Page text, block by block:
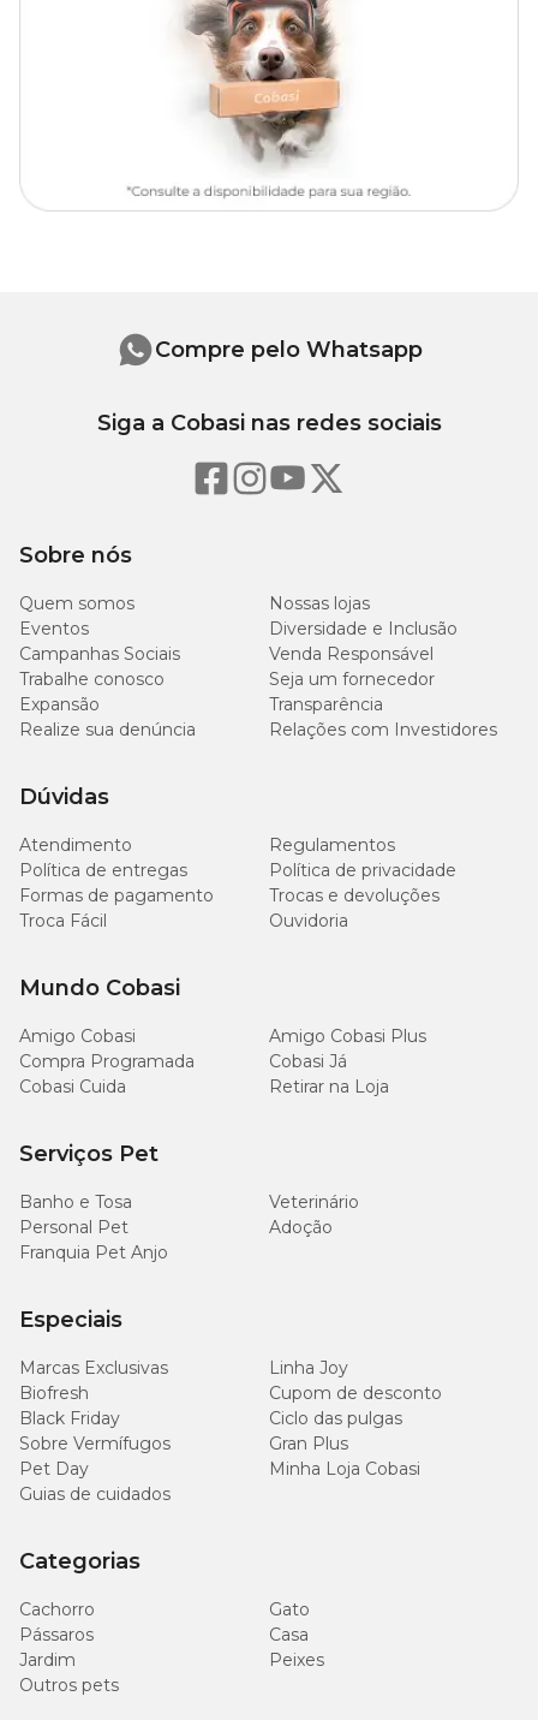
Álcool neutro, fragrância e conservante.
Sobre nós
Quem somos
Nossas lojas
Eventos
Diversidade e Inclusão
Campanhas Sociais
Venda Responsável
Trabalhe conosco
Seja um fornecedor
Expansão
Transparência
Realize sua denúncia
Relações com Investidores
Dúvidas
Atendimento
Regulamentos
Política de entregas
Política de privacidade
Formas de pagamento
Trocas e devoluções
Troca Fácil
Ouvidoria
Mundo Cobasi
Amigo Cobasi
Amigo Cobasi Plus
Compra Programada
Cobasi Já
Cobasi Cuida
Retirar na Loja
Serviços Pet
Banho e Tosa
Veterinário
Personal Pet
Adoção
Franquia Pet Anjo
Especiais
Marcas Exclusivas
Linha Joy
Biofresh
Cupom de desconto
Black Friday
Ciclo das pulgas
Sobre Vermífugos
Gran Plus
Pet Day
Minha Loja Cobasi
Guias de cuidados
Categorias
Cachorro
Gato
Pássaros
Casa
Jardim
Peixes
Outros pets
Compre pelo Whatsapp
Siga a Cobasi nas redes sociais